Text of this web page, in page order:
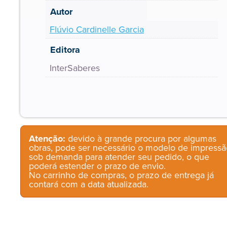
Autor
Flúvio Cardinelle Garcia
Editora
InterSaberes
Atenção: devido à grande procura por algumas
obras, pode ser necessário o modelo de
sob demanda para atender seu pedido, o que
poderá estender o prazo de envio.
No carrinho de compras, o prazo de entrega já
contará com a data atualizada.